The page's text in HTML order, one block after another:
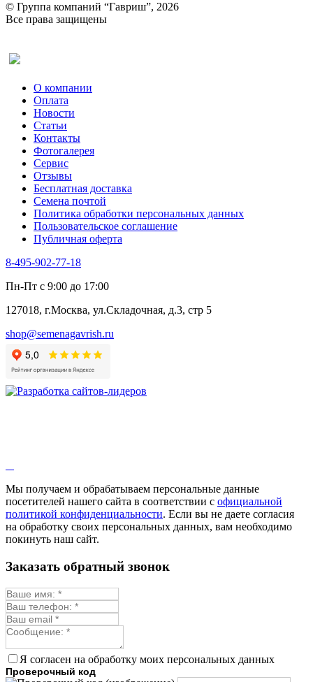
© Группа компаний “Гавриш”, 2026
Все права защищены
О компании
Оплата
Новости
Статьи
Контакты
Фотогалерея​
Сервис
Отзывы
Бесплатная доставка
Семена почтой
Политика обработки персональных данных
Пользовательское соглашение
Публичная оферта
8-495-902-77-18
Пн-Пт с 9:00 до 17:00
127018, г.Москва, ул.Складочная, д.3, стр 5
shop@semenagavrish.ru
Мы получаем и обрабатываем персональные данные
посетителей нашего сайта в соответствии с официальной
политикой конфиденциальности. Если вы не даете согласия
на обработку своих персональных данных, вам необходимо
покинуть наш сайт.
Заказать обратный звонок
Я согласен на обработку моих персональных данных
Проверочный код